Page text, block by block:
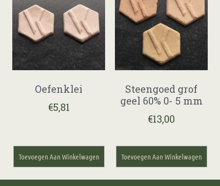
Oefenklei
€5,81
Toevoegen Aan Winkelwagen
Steengoed grof
geel 60% 0- 5 mm
€13,00
Toevoegen Aan Winkelwagen